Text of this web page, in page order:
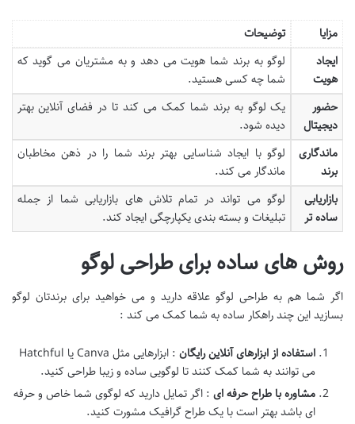
مزایا
توضیحات
ایجاد
هویت
لوگو به برند شما هویت می دهد و به مشتریان می گوید که
شما چه کسی هستید.
حضور
دیجیتال
یک لوگو به برند شما کمک می کند تا در فضای آنلاین بهتر
دیده شود.
ماندگاری
برند
لوگو با ایجاد شناسایی بهتر برند شما را در ذهن مخاطبان
ماندگار می کند.
بازاریابی
ساده تر
لوگو می تواند در تمام تلاش های بازاریابی شما از جمله
تبلیغات و بسته بندی یکپارچگی ایجاد کند.
روش های ساده برای طراحی لوگو
اگر شما هم به طراحی لوگو علاقه دارید و می خواهید برای برندتان لوگو
بسازید این چند راهکار ساده به شما کمک می کند :
استفاده از ابزارهای آنلاین رایگان
: ابزارهایی مثل Canva یا Hatchful
می توانند به شما کمک کنند تا لوگویی ساده و زیبا طراحی کنید.
مشاوره با طراح حرفه ای : اگر تمایل دارید که لوگوی شما خاص و حرفه
ای باشد بهتر است با یک طراح گرافیک مشورت کنید.